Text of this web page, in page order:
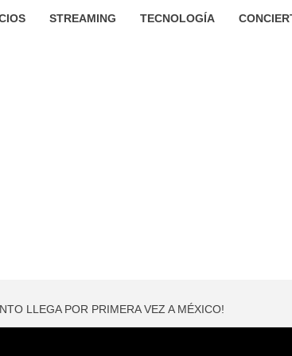
STREAMING TECNOLOGÍA
LLEGA POR PRIMERA VEZ A MÉXICO!